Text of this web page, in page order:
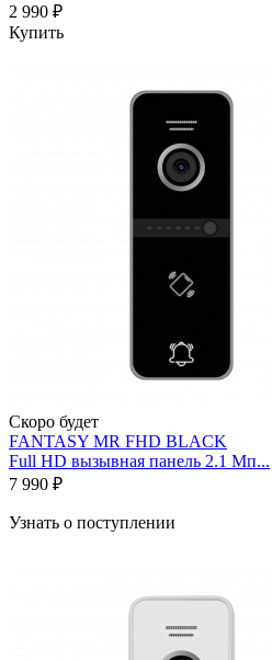
2 990 ₽
Купить
Скоро будет
FANTASY MR FHD BLACK
Full HD вызывная панель 2.1 Мп...
7 990 ₽
Узнать о поступлении